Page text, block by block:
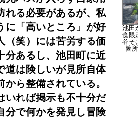
れる必要があるが、私
に「高いところ」が好
（笑）には苦労する価
分あるし、池田町に近
道は険しいが見所自体
から整備されている。
いれば掲示も不十分だ
分で何かを発見し冒険
池田
食限
谷そ
箇